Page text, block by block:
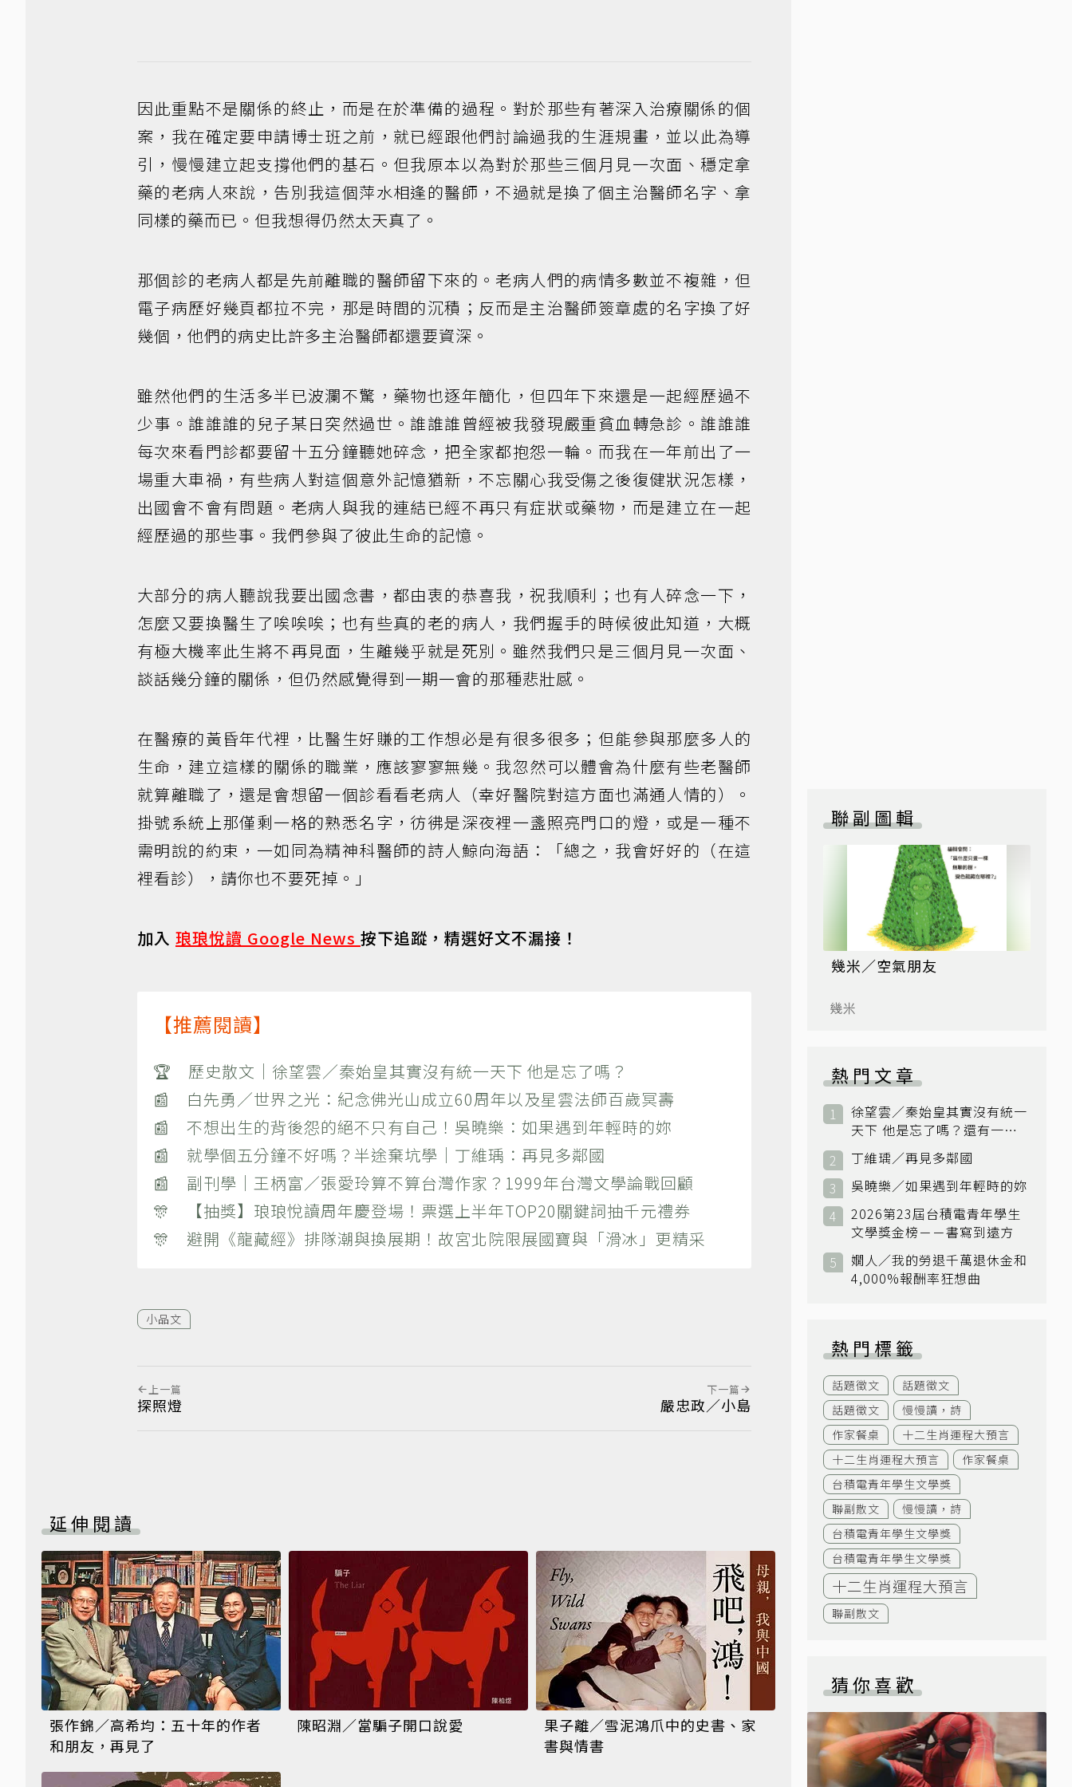
因此重點不是關係的終止，而是在於準備的過程。對於那些有著深入治療關係的個
案，我在確定要申請博士班之前，就已經跟他們討論過我的生涯規畫，並以此為導
引，慢慢建立起支撐他們的基石。但我原本以為對於那些三個月見一次面、穩定拿
藥的老病人來說，告別我這個萍水相逢的醫師，不過就是換了個主治醫師名字、拿
同樣的藥而已。但我想得仍然太天真了。
那個診的老病人都是先前離職的醫師留下來的。老病人們的病情多數並不複雜，但
電子病歷好幾頁都拉不完，那是時間的沉積；反而是主治醫師簽章處的名字換了好
幾個，他們的病史比許多主治醫師都還要資深。
雖然他們的生活多半已波瀾不驚，藥物也逐年簡化，但四年下來還是一起經歷過不
少事。誰誰誰的兒子某日突然過世。誰誰誰曾經被我發現嚴重貧血轉急診。誰誰誰
每次來看門診都要留十五分鐘聽她碎念，把全家都抱怨一輪。而我在一年前出了一
場重大車禍，有些病人對這個意外記憶猶新，不忘關心我受傷之後復健狀況怎樣，
出國會不會有問題。老病人與我的連結已經不再只有症狀或藥物，而是建立在一起
經歷過的那些事。我們參與了彼此生命的記憶。
大部分的病人聽說我要出國念書，都由衷的恭喜我，祝我順利；也有人碎念一下，
怎麼又要換醫生了唉唉唉；也有些真的老的病人，我們握手的時候彼此知道，大概
有極大機率此生將不再見面，生離幾乎就是死別。雖然我們只是三個月見一次面、
談話幾分鐘的關係，但仍然感覺得到一期一會的那種悲壯感。
在醫療的黃昏年代裡，比醫生好賺的工作想必是有很多很多；但能參與那麼多人的
生命，建立這樣的關係的職業，應該寥寥無幾。我忽然可以體會為什麼有些老醫師
就算離職了，還是會想留一個診看看老病人（幸好醫院對這方面也滿通人情的）。
掛號系統上那僅剩一格的熟悉名字，彷彿是深夜裡一盞照亮門口的燈，或是一種不
需明說的約束，一如同為精神科醫師的詩人鯨向海語：「總之，我會好好的（在這
裡看診），請你也不要死掉。」
加入 琅琅悅讀 Google News 按下追蹤，精選好文不漏接！
【推薦閱讀】
🏆 歷史散文｜徐望雲／秦始皇其實沒有統一天下 他是忘了嗎？
📰 白先勇／世界之光：紀念佛光山成立60周年以及星雲法師百歲冥壽
📰 不想出生的背後怨的絕不只有自己！吳曉樂：如果遇到年輕時的妳
📰 就學個五分鐘不好嗎？半途棄坑學｜丁維瑀：再見多鄰國
📰 副刊學｜王柄富／張愛玲算不算台灣作家？1999年台灣文學論戰回顧
🎊 【抽獎】琅琅悅讀周年慶登場！票選上半年TOP20關鍵詞抽千元禮券
🎊 避開《龍藏經》排隊潮與換展期！故宮北院限展國寶與「滑冰」更精采
小品文
上一篇
探照燈
下一篇
嚴忠政／小島
延伸閱讀
張作錦／高希均：五十年的作者
和朋友，再見了
陳昭淵／當騙子開口說愛
果子離／雪泥鴻爪中的史書、家
書與情書
聯副圖輯
幾米／空氣朋友
幾米
熱門文章
徐望雲／秦始皇其實沒有統一
天下 他是忘了嗎？還有一個
小國：衛國
丁維瑀／再見多鄰國
吳曉樂／如果遇到年輕時的妳
2026第23屆台積電青年學生
文學獎金榜－－書寫到遠方
嫺人／我的勞退千萬退休金和
4,000%報酬率狂想曲
熱門標籤
話題徵文
話題徵文
話題徵文
慢慢讀，詩
作家餐桌
十二生肖運程大預言
十二生肖運程大預言
作家餐桌
台積電青年學生文學獎
聯副散文
慢慢讀，詩
台積電青年學生文學獎
台積電青年學生文學獎
十二生肖運程大預言
聯副散文
猜你喜歡